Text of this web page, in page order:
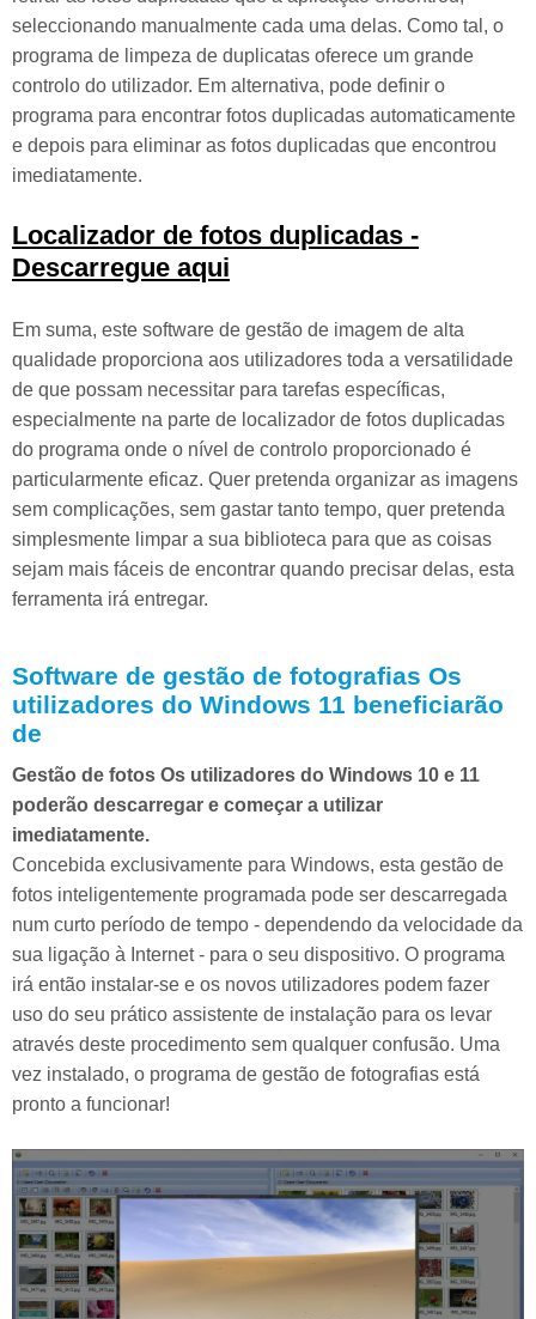
seleccionando manualmente cada uma delas. Como tal, o
programa de limpeza de duplicatas oferece um grande
controlo do utilizador. Em alternativa, pode definir o
programa para encontrar fotos duplicadas automaticamente
e depois para eliminar as fotos duplicadas que encontrou
imediatamente.
Localizador de fotos duplicadas -
Descarregue aqui
Em suma, este software de gestão de imagem de alta
qualidade proporciona aos utilizadores toda a versatilidade
de que possam necessitar para tarefas específicas,
especialmente na parte de localizador de fotos duplicadas
do programa onde o nível de controlo proporcionado é
particularmente eficaz. Quer pretenda organizar as imagens
sem complicações, sem gastar tanto tempo, quer pretenda
simplesmente limpar a sua biblioteca para que as coisas
sejam mais fáceis de encontrar quando precisar delas, esta
ferramenta irá entregar.
Software de gestão de fotografias Os
utilizadores do Windows 11 beneficiarão
de
Gestão de fotos Os utilizadores do Windows 10 e 11
poderão descarregar e começar a utilizar
imediatamente.
Concebida exclusivamente para Windows, esta gestão de
fotos inteligentemente programada pode ser descarregada
num curto período de tempo - dependendo da velocidade da
sua ligação à Internet - para o seu dispositivo. O programa
irá então instalar-se e os novos utilizadores podem fazer
uso do seu prático assistente de instalação para os levar
através deste procedimento sem qualquer confusão. Uma
vez instalado, o programa de gestão de fotografias está
pronto a funcionar!